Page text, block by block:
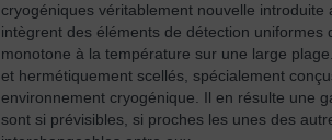
cryogéniques véritablement nouvelle
intègrent des éléments de détection
monotone à la température sur une large
et hermétiquement scellés, spécialement
environnement cryogénique. Il en résulte une
sont si prévisibles, si proches les unes des